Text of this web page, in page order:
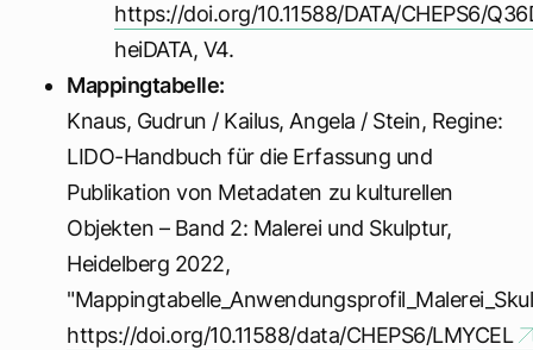
https://doi.org/10.11588/DATA/CHEPS6/
heiDATA, V4.
Mappingtabelle:
Knaus, Gudrun / Kailus, Angela / Stein, Regine:
LIDO-Handbuch für die Erfassung und
Publikation von Metadaten zu kulturellen
Objekten – Band 2: Malerei und Skulptur,
Heidelberg 2022,
https://doi.org/10.11588/data/CHEPS6/LMYCEL